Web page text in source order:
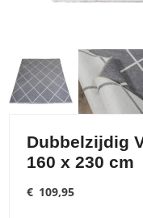
Dubbelzijdig
160 x 230 cm
€ 109,95